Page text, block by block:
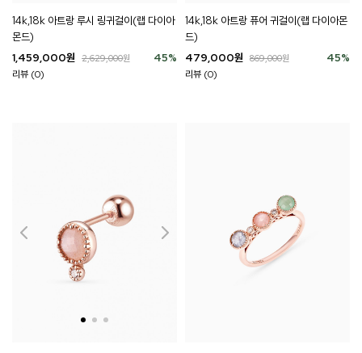
14k,18k 아트랑 루시 링귀걸이(랩 다이아
몬드)
45%
1,459,000원 2,629,000원
리뷰 (0)
14k,18k 아트랑 퓨어 귀걸이(랩 다이아몬
드)
45%
479,000원 869,000원
리뷰 (0)